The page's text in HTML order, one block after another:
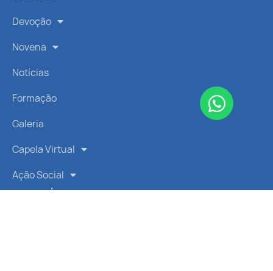
Devoção
Novena
Notícias
Formação
Galeria
Capela Virtual
Ação Social
LINKS RÁPIDOS